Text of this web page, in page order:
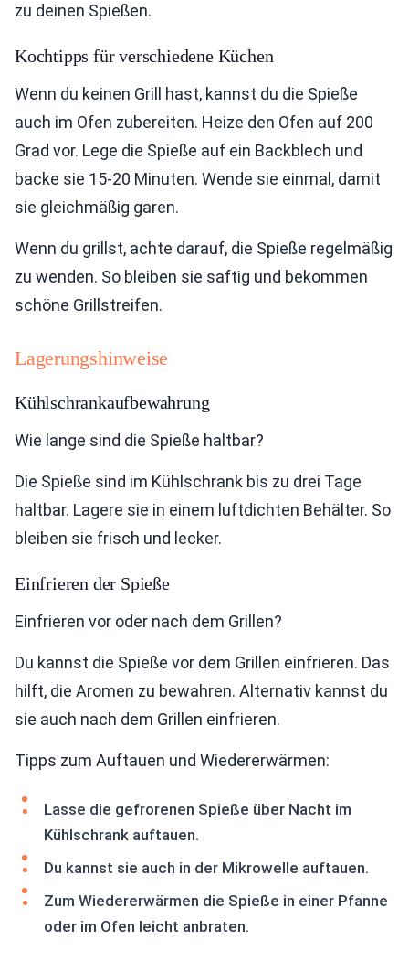
zu deinen Spießen.
Kochtipps für verschiedene Küchen
Wenn du keinen Grill hast, kannst du die Spieße
auch im Ofen zubereiten. Heize den Ofen auf 200
Grad vor. Lege die Spieße auf ein Backblech und
backe sie 15-20 Minuten. Wende sie einmal, damit
sie gleichmäßig garen.
Wenn du grillst, achte darauf, die Spieße regelmäßig
zu wenden. So bleiben sie saftig und bekommen
schöne Grillstreifen.
Lagerungshinweise
Kühlschrankaufbewahrung
Wie lange sind die Spieße haltbar?
Die Spieße sind im Kühlschrank bis zu drei Tage
haltbar. Lagere sie in einem luftdichten Behälter. So
bleiben sie frisch und lecker.
Einfrieren der Spieße
Einfrieren vor oder nach dem Grillen?
Du kannst die Spieße vor dem Grillen einfrieren. Das
hilft, die Aromen zu bewahren. Alternativ kannst du
sie auch nach dem Grillen einfrieren.
Tipps zum Auftauen und Wiedererwärmen:
Lasse die gefrorenen Spieße über Nacht im
Kühlschrank auftauen.
Du kannst sie auch in der Mikrowelle auftauen.
Zum Wiedererwärmen die Spieße in einer Pfanne
oder im Ofen leicht anbraten.